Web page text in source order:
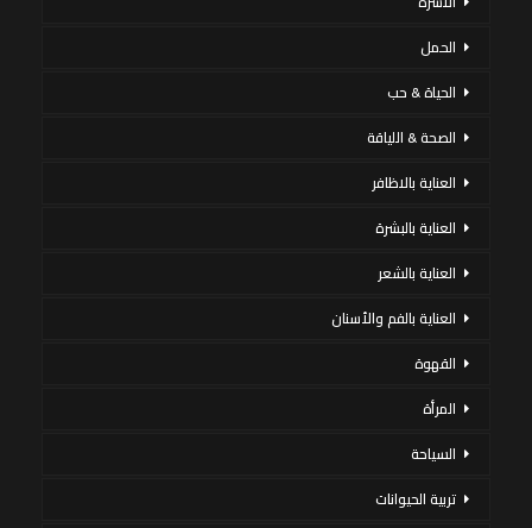
الحمل
الحياة & حب
الصحة & اللياقة
العناية بالاظافر
العناية بالبشرة
العناية بالشعر
العناية بالفم والأسنان
القهوة
المرأة
السياحة
تربية الحيوانات